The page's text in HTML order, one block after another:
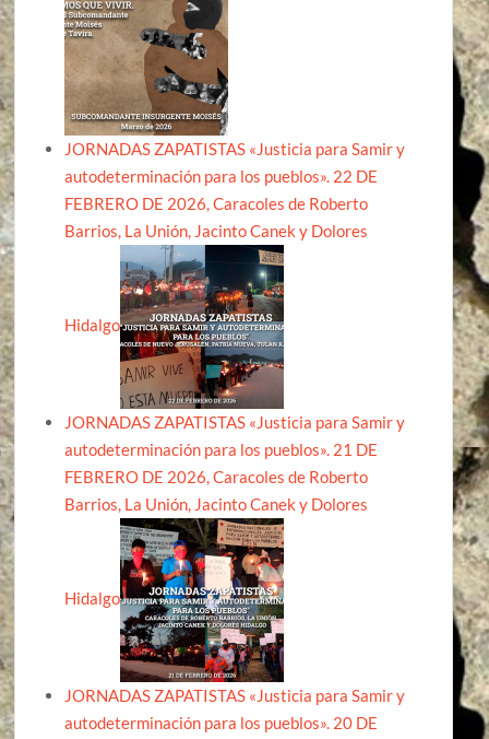
JORNADAS ZAPATISTAS «Justicia para Samir y
autodeterminación para los pueblos». 22 DE
FEBRERO DE 2026, Caracoles de Roberto
Barrios, La Unión, Jacinto Canek y Dolores
Hidalgo
JORNADAS ZAPATISTAS «Justicia para Samir y
autodeterminación para los pueblos». 21 DE
FEBRERO DE 2026, Caracoles de Roberto
Barrios, La Unión, Jacinto Canek y Dolores
Hidalgo
JORNADAS ZAPATISTAS «Justicia para Samir y
autodeterminación para los pueblos». 20 DE